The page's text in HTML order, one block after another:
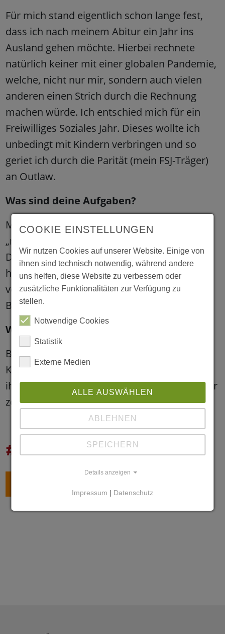
Für mich stand eigentlich schon lange fest,
dass ich nach meinem Abitur ein Jahr ins
Ausland gehen möchte. Hierbei rechnete
natürlich keiner mit einer globalen Pandemie,
welche, nicht nur mir, sondern auch vielen
anderen einen Strich durch die Rechnung
machen würde. Ich entschied mich für ein
Freiwilliges Soziales Jahr. Dieses wollte ich
unbedingt mit Kindern verbringen und so
geriet ich durch die Parität (mein FSJ-Träger)
an Outlaw.
Was sind deine Aufgaben?
Meine Aufgaben umfassen fast alles, was
„normale Erzieher“ auch tagtäglich leisten.
Das heißt ich habe organisatorische als auch
hauswirtschaftliche Aufgaben, jedoch
verbringe ich wirklich die meiste Zeit mit der
Betreuung der Kinder.
Was gefällt dir besonders gut?
Besonders gut gefällt mir die Arbeit mit den
Kindern als auch die Möglichkeit zu haben,
ihnen jeden Tag etwas Neues beibringen oder
zeigen zu können.
#10jahrebfd
COOKIE EINSTELLUNGEN
Wir nutzen Cookies auf unserer Website. Einige von
ihnen sind technisch notwendig, während andere
uns helfen, diese Website zu verbessern oder
zusätzliche Funktionalitäten zur Verfügung zu
stellen.
Notwendige Cookies
Statistik
Externe Medien
ALLE AUSWÄHLEN
ABLEHNEN
SPEICHERN
Details anzeigen
Impressum | Datenschutz